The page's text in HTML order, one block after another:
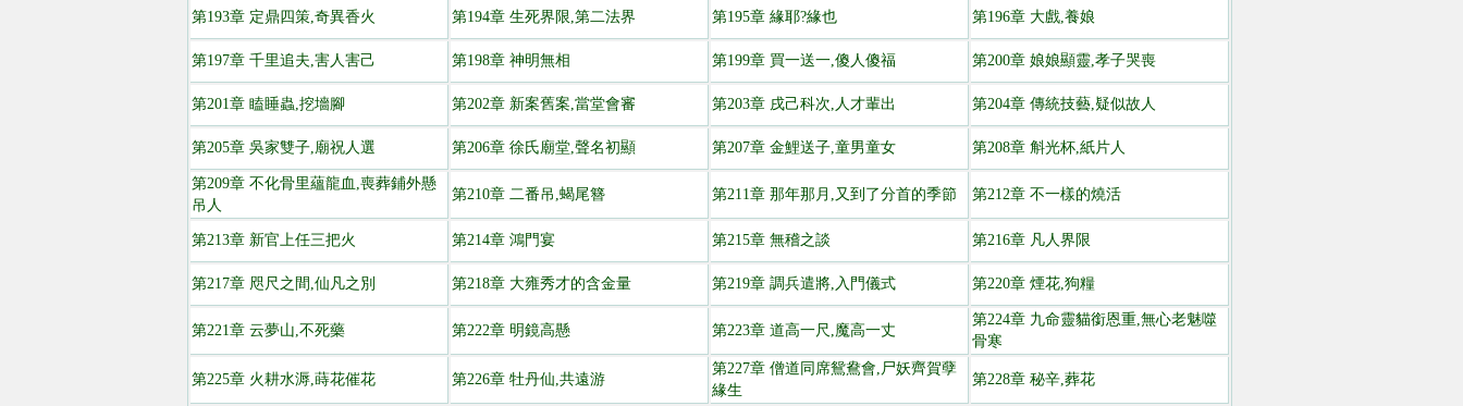
第193章 定鼎四策,奇異香火 第194章 生死界限,第二法界 第195章 緣耶?緣也 第196章 大戲,養娘
第197章 千里追夫,害人害己 第198章 神明無相 第199章 買一送一,傻人傻福 第200章 娘娘顯靈,孝子哭喪
第201章 瞌睡蟲,挖墻腳 第202章 新案舊案,當堂會審 第203章 戌己科次,人才輩出 第204章 傳統技藝,疑似故人
第205章 吳家雙子,廟祝人選 第206章 徐氏廟堂,聲名初顯 第207章 金鯉送子,童男童女 第208章 斛光杯,紙片人
第209章 不化骨里蘊龍血,喪葬鋪外懸
吊人
第210章 二番吊,蝎尾簪 第211章 那年那月,又到了分首的季節 第212章 不一樣的燒活
第213章 新官上任三把火 第214章 鴻門宴 第215章 無稽之談 第216章 凡人界限
第217章 咫尺之間,仙凡之別 第218章 大雍秀才的含金量 第219章 調兵遣將,入門儀式 第220章 煙花,狗糧
第221章 云夢山,不死藥 第222章 明鏡高懸 第223章 道高一尺,魔高一丈
第224章 九命靈貓銜恩重,無心老魅噬
骨寒
第225章 火耕水溽,蒔花催花 第226章 牡丹仙,共遠游
第227章 僧道同席鴛鴦會,尸妖齊賀孽
緣生
第228章 秘辛,葬花